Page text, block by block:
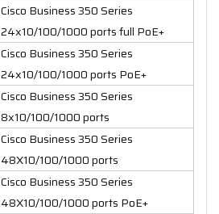
Cisco Business 350 Series
24x10/100/1000 ports full PoE+
Cisco Business 350 Series
24x10/100/1000 ports PoE+
Cisco Business 350 Series
8x10/100/1000 ports
Cisco Business 350 Series
48X10/100/1000 ports
Cisco Business 350 Series
48X10/100/1000 ports PoE+